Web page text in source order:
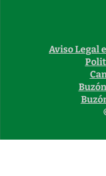
Aviso Legal